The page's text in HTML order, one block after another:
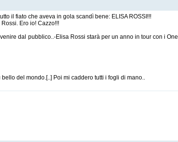
il fiato che aveva in gola scandì bene: ELISA ROSSI!!!
Ero io! Cazzo!!!
dal pubblico..-Elisa Rossi starà per un anno in tour con i One
del mondo.[..] Poi mi caddero tutti i fogli di mano..